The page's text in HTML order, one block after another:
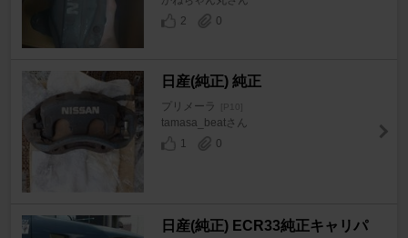
2
0
日産(純正) 純正
プリメーラ [P10]
tamasa_beatさん
1
0
日産(純正) ECR33純正キャリパ